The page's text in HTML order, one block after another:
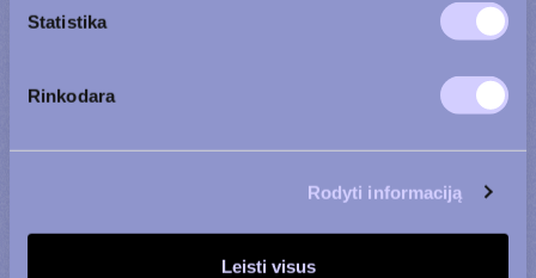
Statistika
Rinkodara
Rodyti informaciją
Leisti visus
Susipažinau su